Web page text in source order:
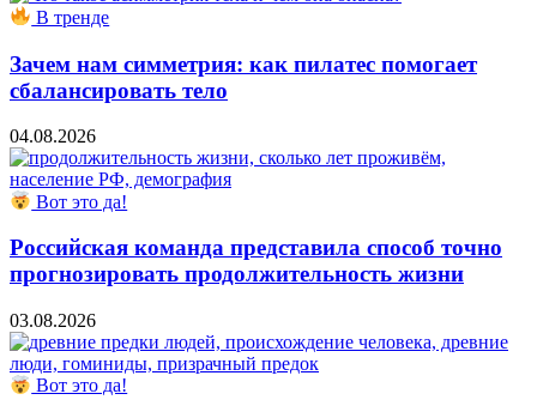
В тренде
Зачем нам симметрия: как пилатес помогает
сбалансировать тело
04.08.2026
Вот это да!
Российская команда представила способ точно
прогнозировать продолжительность жизни
03.08.2026
Вот это да!